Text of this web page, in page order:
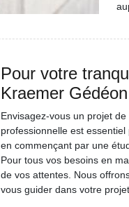
Pour votre
Kraemer Gédéon
Envisagez-vous un projet
professionnelle est
en commençant par une
Pour tous vos besoins en
de vos attentes. Nous
vous guider dans votre projet.